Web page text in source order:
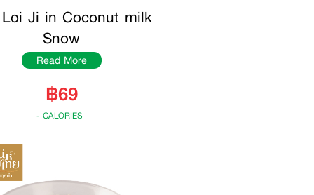
Ji in Coconut milk
Snow
Read More
฿69
- CALORIES